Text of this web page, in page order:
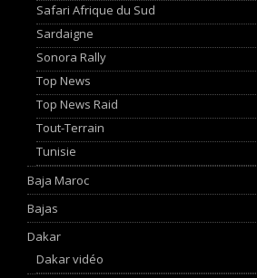
Safari Afrique du Sud
Sardaigne
Sonora Rally
Top News
Top News Raid
Tout-Terrain
Tunisie
Baja Maroc
Bajas
Dakar
Dakar vidéo